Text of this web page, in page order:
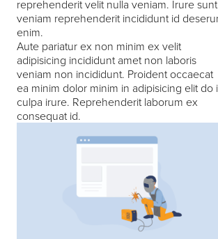
reprehenderit velit nulla veniam. Irure sunt
veniam reprehenderit incididunt id
enim.
Aute pariatur ex non minim ex velit
adipisicing incididunt amet non laboris
veniam non incididunt. Proident occaecat
ea minim dolor minim in adipisicing elit do
culpa irure. Reprehenderit laborum ex
consequat id.